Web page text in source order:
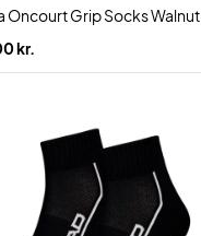
Oncourt Grip Socks Walnut
kr.